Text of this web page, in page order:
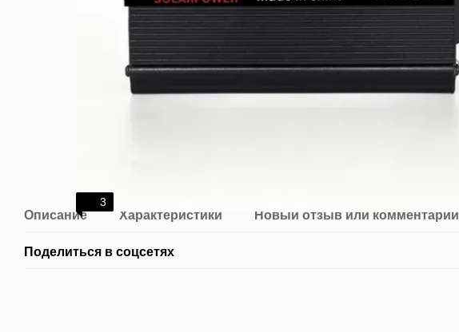
3
Описание Характеристики Новый отзыв или комментарий
Поделиться в соцсетях